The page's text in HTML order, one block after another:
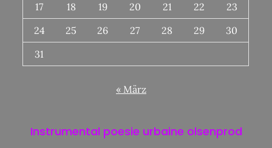
17
18 19 20 21 22
23
24
25 26 27 28 29
30
31
« März
Instrumental poesie urbaine olsenprod